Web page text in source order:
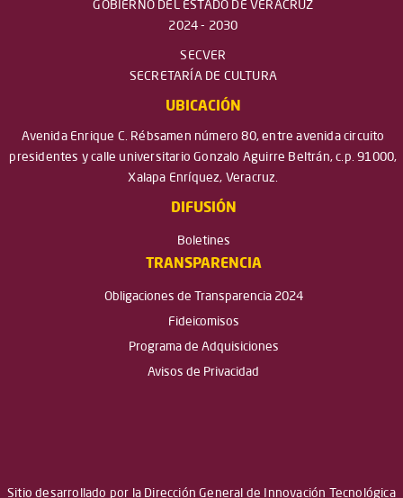
GOBIERNO DEL ESTADO DE VERACRUZ
2024 - 2030
SECVER
SECRETARÍA DE CULTURA
UBICACIÓN
Avenida Enrique C. Rébsamen número 80, entre avenida circuito
presidentes y calle universitario Gonzalo Aguirre Beltrán, c.p. 91000,
Xalapa Enríquez, Veracruz.
DIFUSIÓN
Boletines
TRANSPARENCIA
Obligaciones de Transparencia 2024
Fideicomisos
Programa de Adquisiciones
Avisos de Privacidad
Sitio desarrollado por la Dirección General de Innovación Tecnológica